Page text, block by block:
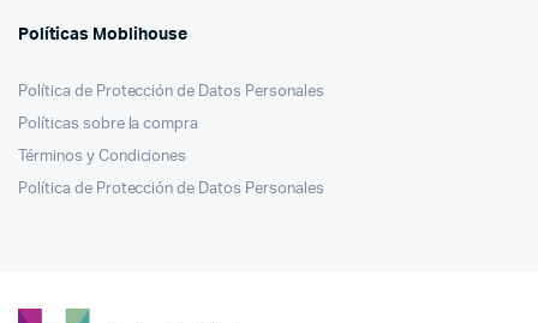
Políticas Moblihouse
Política de Protección de Datos Personales
Políticas sobre la compra
Términos y Condiciones
Política de Protección de Datos Personales